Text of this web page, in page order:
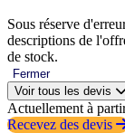
Sous réserve
descriptions de
de stock.
Fermer
Voir tous les devis
Actuellement à
Recevez des devis